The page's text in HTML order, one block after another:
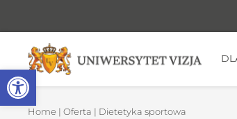
Open toolbar
Home |Oferta | Dietetyka sportowa